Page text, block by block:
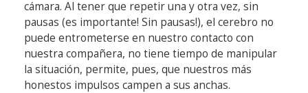
cámara. Al tener que repetir una y otra vez, sin
pausas (es importante! Sin pausas!), el cerebro no
puede entrometerse en nuestro contacto con
nuestra compañera, no tiene tiempo de manipular
la situación, permite, pues, que nuestros más
honestos impulsos campen a sus anchas.